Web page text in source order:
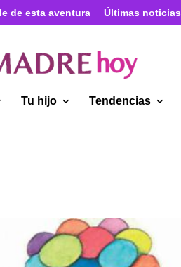
de esta aventura Últimas noticias
Tu hijo Tendencias